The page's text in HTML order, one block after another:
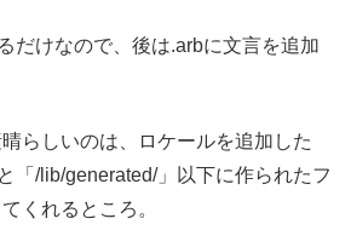
だけなので、後は.arbに文言を追加
らしいのは、ロケールを追加した
「/lib/generated/」以下に作られたフ
くれるところ。